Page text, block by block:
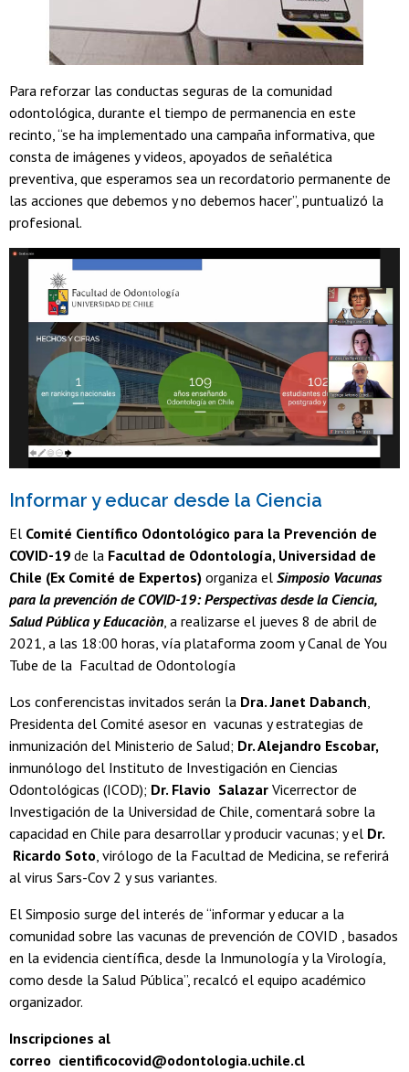
Para reforzar las conductas seguras de la comunidad
odontológica, durante el tiempo de permanencia en este
recinto, “se ha implementado una campaña informativa, que
consta de imágenes y videos, apoyados de señalética
preventiva, que esperamos sea un recordatorio permanente de
las acciones que debemos y no debemos hacer”, puntualizó la
profesional.
Informar y educar desde la Ciencia
El Comité Científico Odontológico para la Prevención de
COVID-19 de la Facultad de Odontología, Universidad de
Chile (Ex Comité de Expertos) organiza el Simposio Vacunas
para la prevención de COVID-19: Perspectivas desde la Ciencia,
Salud Pública y Educaciòn , a realizarse el jueves 8 de abril de
2021, a las 18:00 horas, vía plataforma zoom y Canal de You
Tube de la Facultad de Odontología
Los conferencistas invitados serán la Dra. Janet Dabanch
Presidenta del Comité asesor en vacunas y estrategias de
inmunización del Ministerio de Salud; Dr. Alejandro Escobar,
inmunólogo del Instituto de Investigación en Ciencias
Odontológicas (ICOD); Dr. Flavio Salazar Vicerrector de
Investigación de la Universidad de Chile, comentará sobre la
capacidad en Chile para desarrollar y producir vacunas; y el Dr.
Ricardo Soto , virólogo de la Facultad de Medicina, se referirá
al virus Sars-Cov 2 y sus variantes.
El Simposio surge del interés de “informar y educar a la
comunidad sobre las vacunas de prevención de COVID , basados
en la evidencia científica, desde la Inmunología y la Virología,
como desde la Salud Pública”, recalcó el equipo académico
organizador.
Inscripciones al
correo cientificocovid@odontologia.uchile.cl